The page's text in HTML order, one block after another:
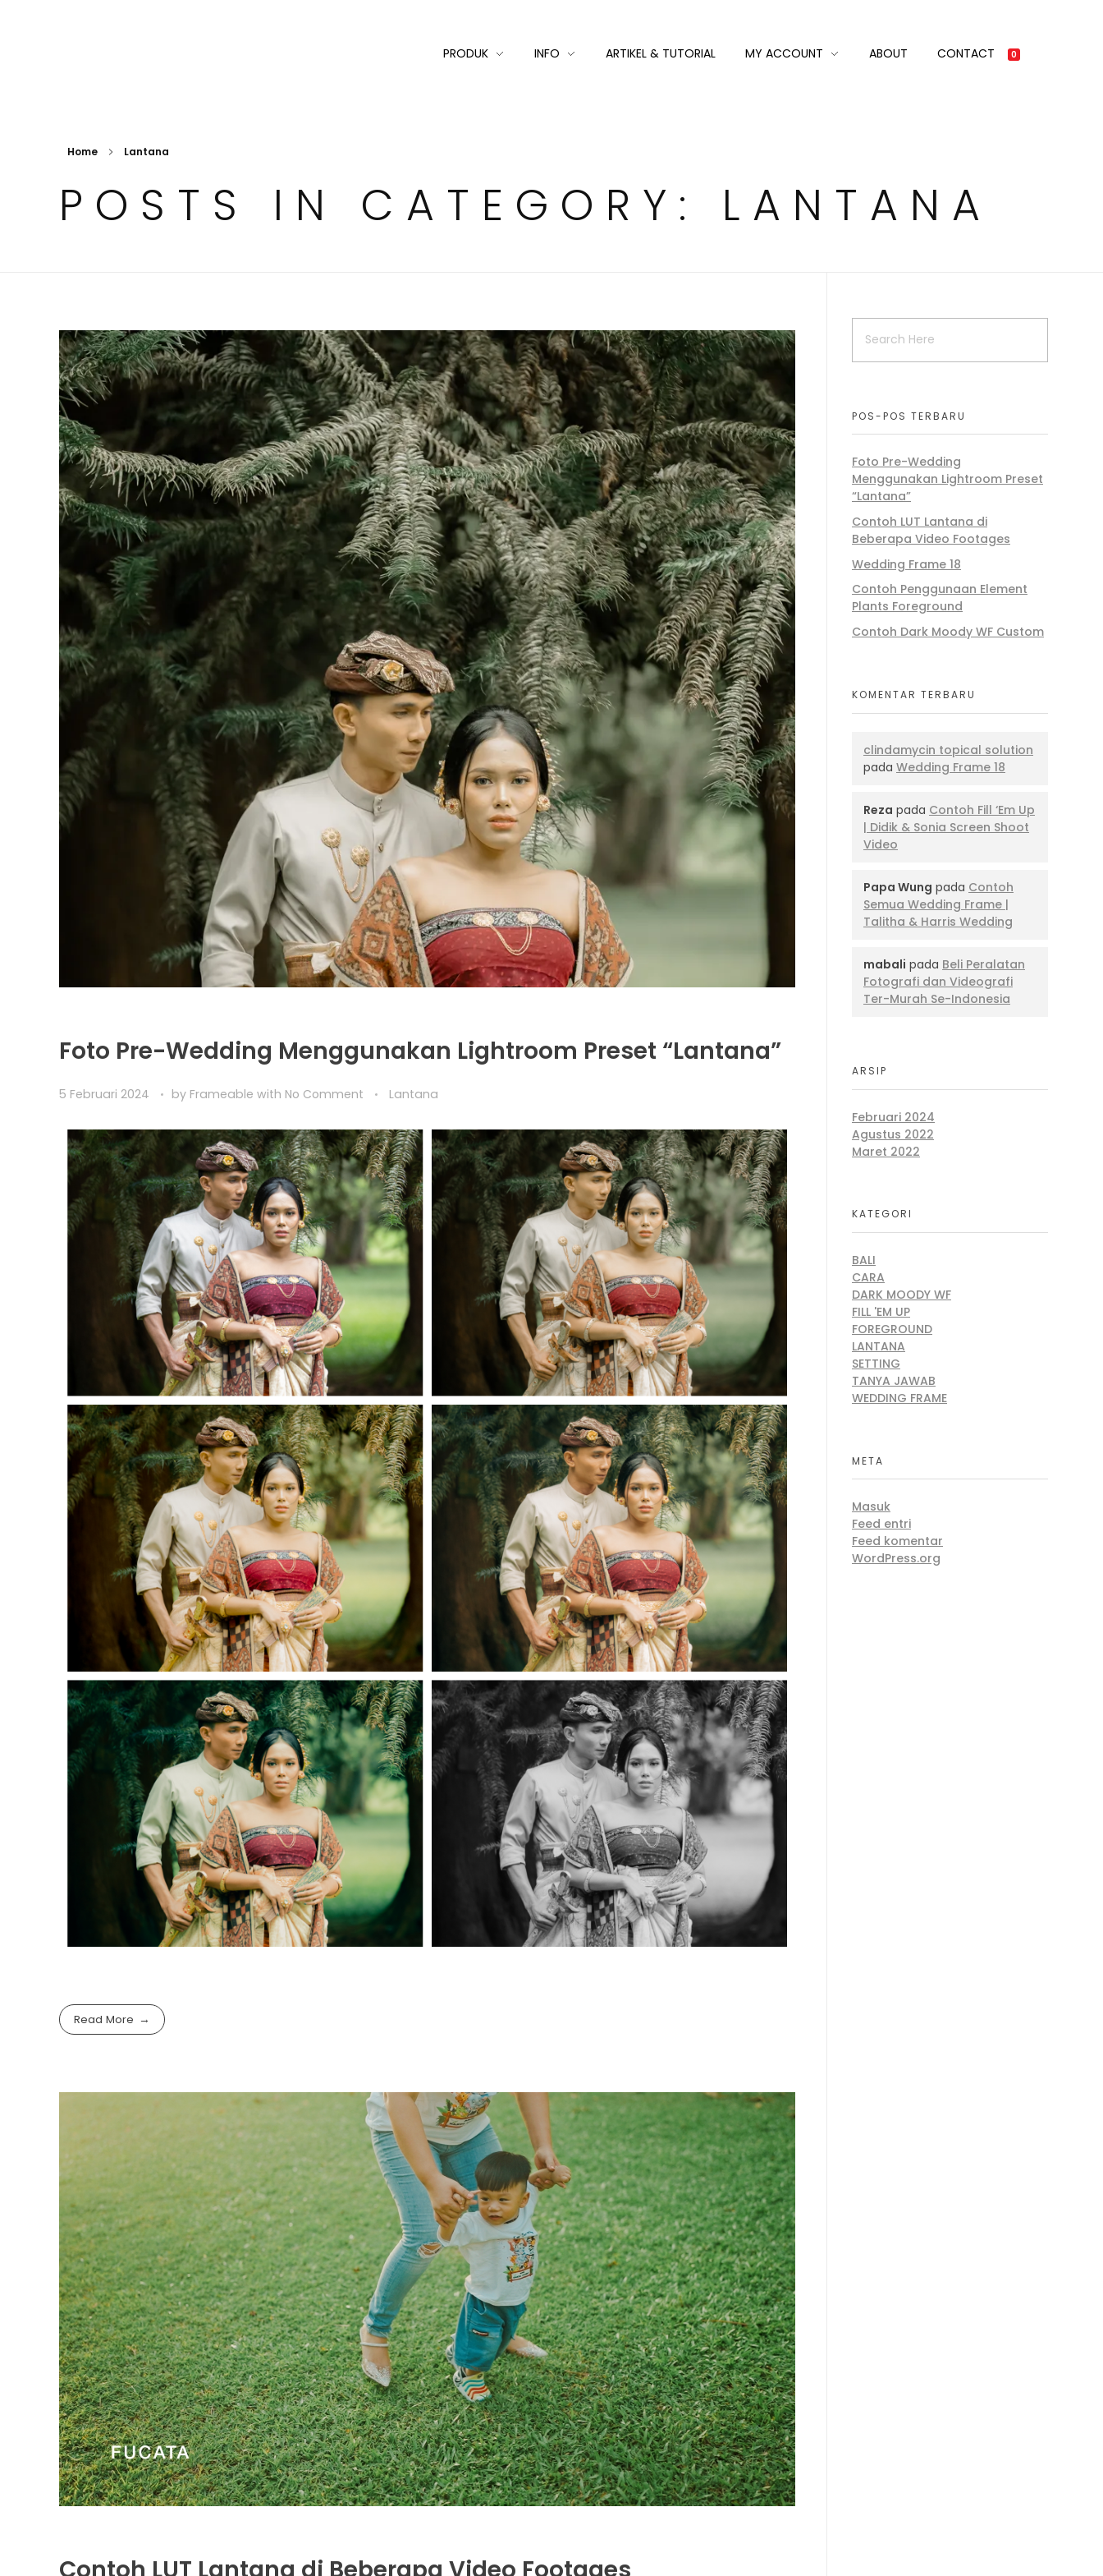
PRODUK INFO ARTIKEL & TUTORIAL MY ACCOUNT ABOUT CONTACT 0
Home Lantana
POSTS IN CATEGORY: LANTANA
Foto Pre-Wedding Menggunakan Lightroom Preset “Lantana”
5 Februari 2024 by Frameable with No Comment Lantana
Read More
POS-POS TERBARU
Foto Pre-Wedding
Menggunakan Lightroom Preset
“Lantana”
Contoh LUT Lantana di
Beberapa Video Footages
Wedding Frame 18
Contoh Penggunaan Element
Plants Foreground
Contoh Dark Moody WF Custom
KOMENTAR TERBARU
clindamycin topical solution
pada Wedding Frame 18
Reza pada Contoh Fill ‘Em Up
| Didik & Sonia Screen Shoot
Video
Papa Wung pada Contoh
Semua Wedding Frame |
Talitha & Harris Wedding
mabali pada Beli Peralatan
Fotografi dan Videografi
Ter-Murah Se-Indonesia
ARSIP
Februari 2024
Agustus 2022
Maret 2022
KATEGORI
BALI
CARA
DARK MOODY WF
FILL 'EM UP
FOREGROUND
LANTANA
SETTING
TANYA JAWAB
WEDDING FRAME
META
Masuk
Feed entri
Feed komentar
WordPress.org